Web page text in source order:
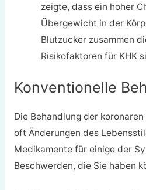
zeigte, dass ein hoher
Übergewicht in der
Blutzucker zusammen
Risikofaktoren für KHK
Konventionelle
Die Behandlung der
oft Änderungen des
Medikamente für einige der
Beschwerden, die Sie haben